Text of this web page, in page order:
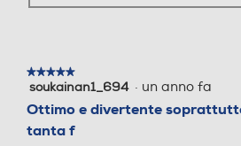
★★★★★
★★★★★
5
stelle.
soukainan1_694 · un anno fa
Ottimo e divertente
tanta f